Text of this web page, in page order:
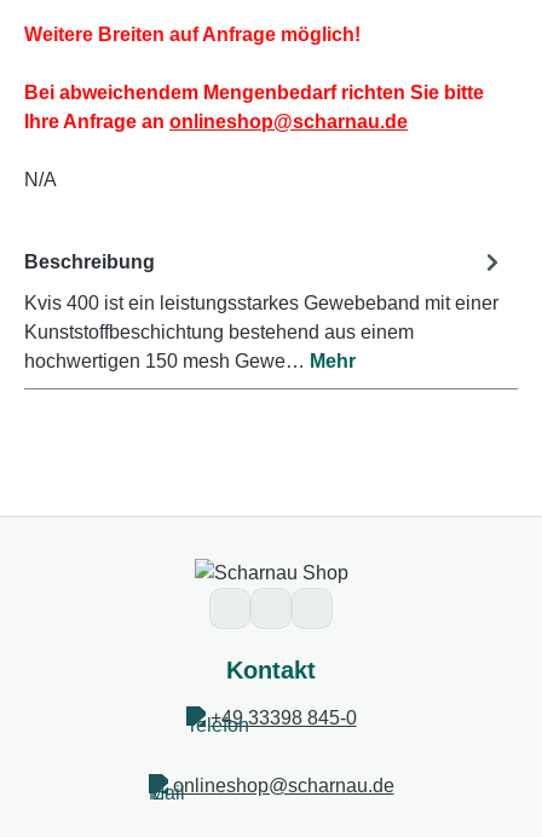
Weitere Breiten auf Anfrage möglich!
Bei abweichendem Mengenbedarf richten Sie bitte
Ihre Anfrage an onlineshop@scharnau.de
N/A
Beschreibung
Kvis 400 ist ein leistungsstarkes Gewebeband mit einer
Kunststoffbeschichtung bestehend aus einem
hochwertigen 150 mesh Gewe… Mehr
Kontakt
+49 33398 845-0
onlineshop@scharnau.de